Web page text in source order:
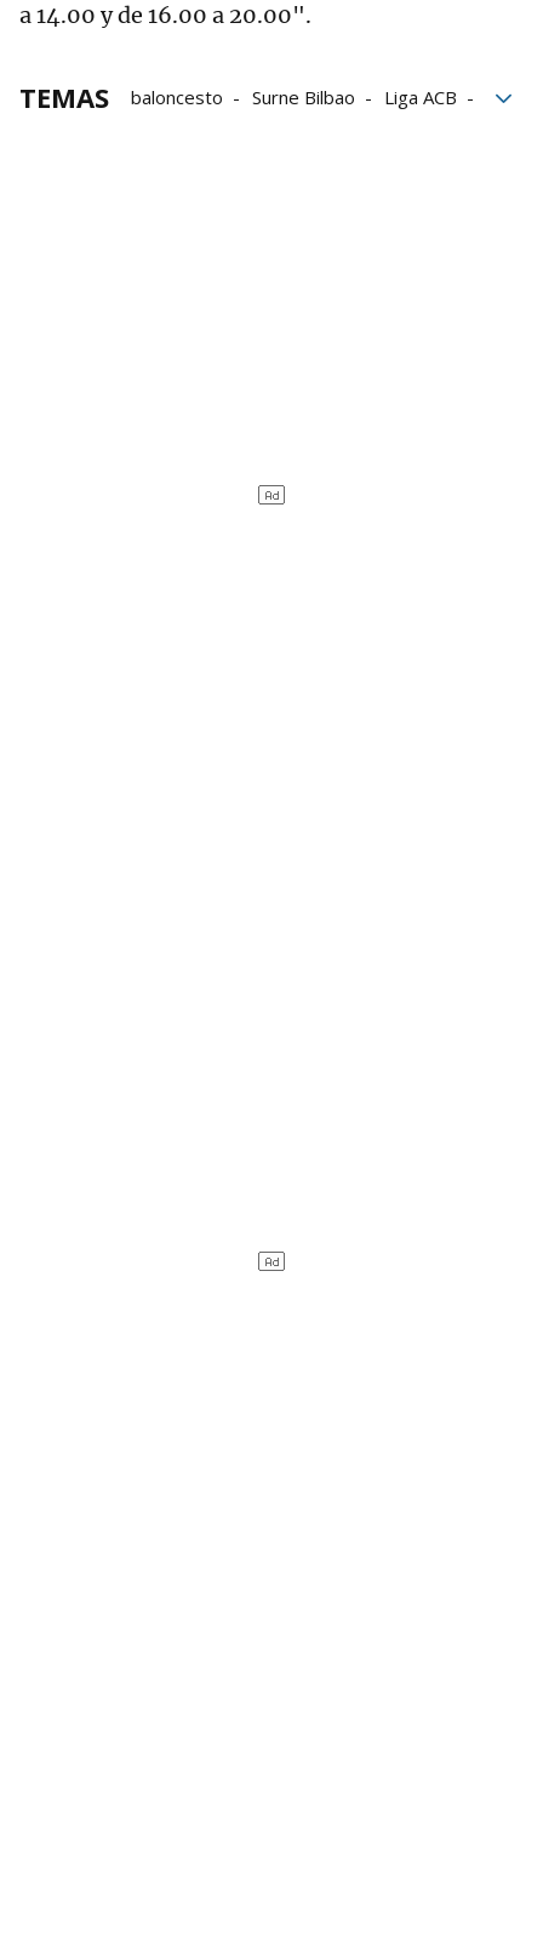
a 14.00 y de 16.00 a 20.00".
TEMAS baloncesto Surne Bilbao
Liga ACB